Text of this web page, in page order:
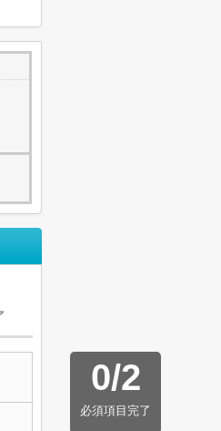
0/2
必須項目完了